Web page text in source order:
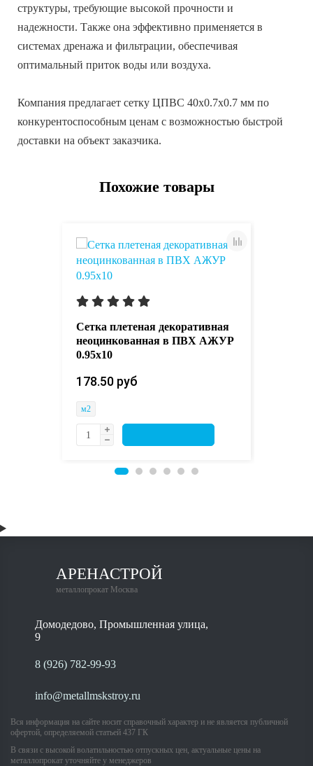
структуры, требующие высокой прочности и
надежности. Также она эффективно применяется в
системах дренажа и фильтрации, обеспечивая
оптимальный приток воды или воздуха.
Компания предлагает сетку ЦПВС 40х0.7х0.7 мм по
конкурентоспособным ценам с возможностью быстрой
доставки на объект заказчика.
Похожие товары
Сетка плетеная декоративная
неоцинкованная в ПВХ АЖУР
0.95х10
178.50 руб
м2
АРЕНАСТРОЙ
металлопрокат Москва
Домодедово, Промышленная улица,
9
8 (926) 782-99-93
info@metallmskstroy.ru
Вся информация на сайте носит справочный характер и не является публичной
офертой, определяемой статьей 437 ГК
В связи с высокой волатильностью отпускных цен, актуальные цены на
металлопрокат уточняйте у менеджеров